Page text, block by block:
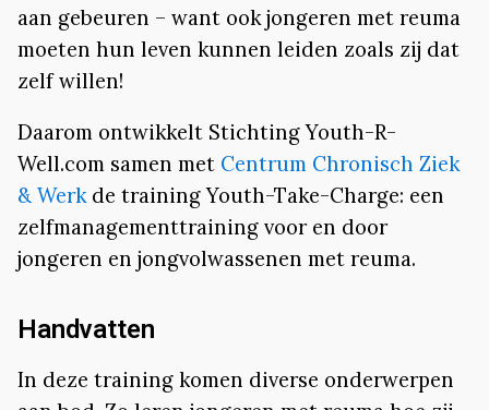
aan gebeuren – want ook jongeren met reuma
moeten hun leven kunnen leiden zoals zij dat
zelf willen!
Daarom ontwikkelt Stichting Youth-R-
Well.com samen met Centrum Chronisch Ziek
& Werkde training Youth-Take-Charge: een
zelfmanagementtraining voor en door
jongeren en jongvolwassenen met reuma.
Handvatten
In deze training komen diverse onderwerpen